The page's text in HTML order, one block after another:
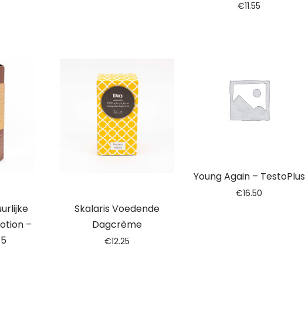
€11.55
–
Skalaris Voedende
Dagcrème
€12.25
Young Again – TestoPlus
€16.50